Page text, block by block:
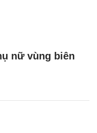
nữ vùng biên